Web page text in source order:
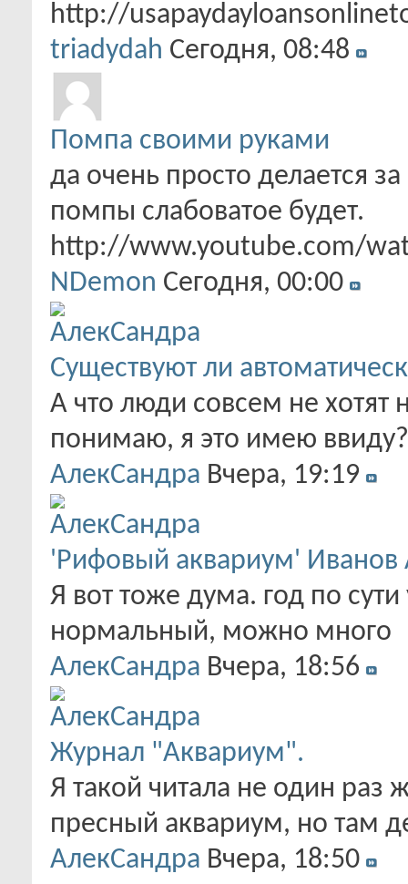
http://
triadydah Сегодня, 08:48
Помпа своими руками
да очень просто делается
помпы слабоватое будет.
http://www.youtube.com/
NDemon Сегодня, 00:00
Существуют ли
А что люди совсем не хотят
понимаю, я это имею ввиду?
АлекСандра Вчера, 19:19
'Рифовый аквариум' Иванов
Я вот тоже дума. год по
нормальный, можно много
АлекСандра Вчера, 18:56
Журнал "Аквариум".
Я такой читала не один раз
пресный аквариум, но там
АлекСандра Вчера, 18:50